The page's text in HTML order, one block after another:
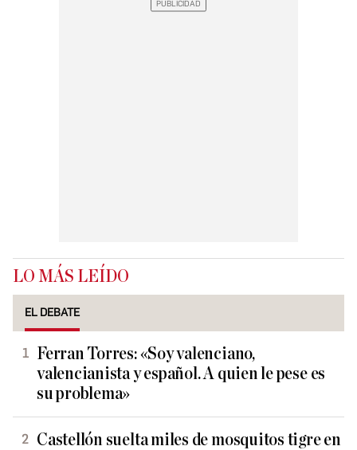
LO MÁS LEÍDO
EL DEBATE
Ferran Torres: «Soy valenciano,
valencianista y español. A quien le pese es
su problema»
Castellón suelta miles de mosquitos tigre en